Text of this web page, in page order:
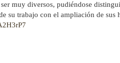
muy diversos, pudiéndose
su trabajo con el ampliación de sus